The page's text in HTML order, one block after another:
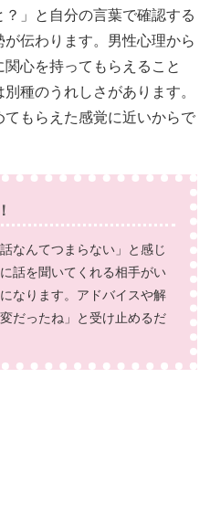
」と自分の言葉で確認する
伝わります。男性心理から
心を持ってもらえること
種のうれしさがあります。
もらえた感覚に近いからで
なんてつまらない」と感じ
話を聞いてくれる相手がい
なります。アドバイスや解
だったね」と受け止めるだ